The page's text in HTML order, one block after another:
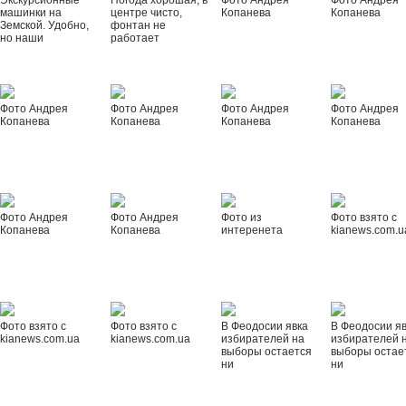
машинки на
Земской. Удобно,
но наши
центре чисто,
фонтан не
работает
Копанева
Копанева
Фото Андрея
Копанева
Фото Андрея
Копанева
Фото Андрея
Копанева
Фото Андрея
Копанева
Фото Андрея
Копанева
Фото Андрея
Копанева
Фото из
интеренета
Фото взято с
Фото взято с
kianews.com.ua
Фото взято с
kianews.com.ua
В Феодосии явка
избирателей на
выборы остается
ни
В Феодосии
избирателей
выборы
ни